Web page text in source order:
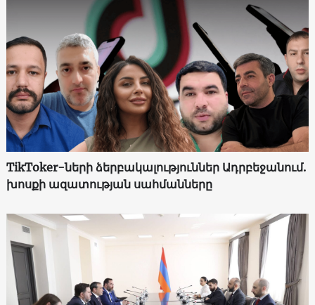
TikToker-ների ձերբակալություններ Ադրբեջանում.
խոսքի ազատության սահմանները